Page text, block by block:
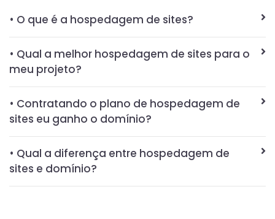
• O que é a hospedagem de sites?
• Qual a melhor hospedagem de sites para o
meu projeto?
• Contratando o plano de hospedagem de
sites eu ganho o domínio?
• Qual a diferença entre hospedagem de
sites e domínio?